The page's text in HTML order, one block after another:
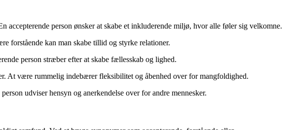
person ønsker at skabe et inkluderende miljø, hvor alle føler sig velkomne.
forstående kan man skabe tillid og styrke relationer.
person stræber efter at skabe fællesskab og lighed.
At være rummelig indebærer fleksibilitet og åbenhed over for mangfoldighed.
udviser hensyn og anerkendelse over for andre mennesker.